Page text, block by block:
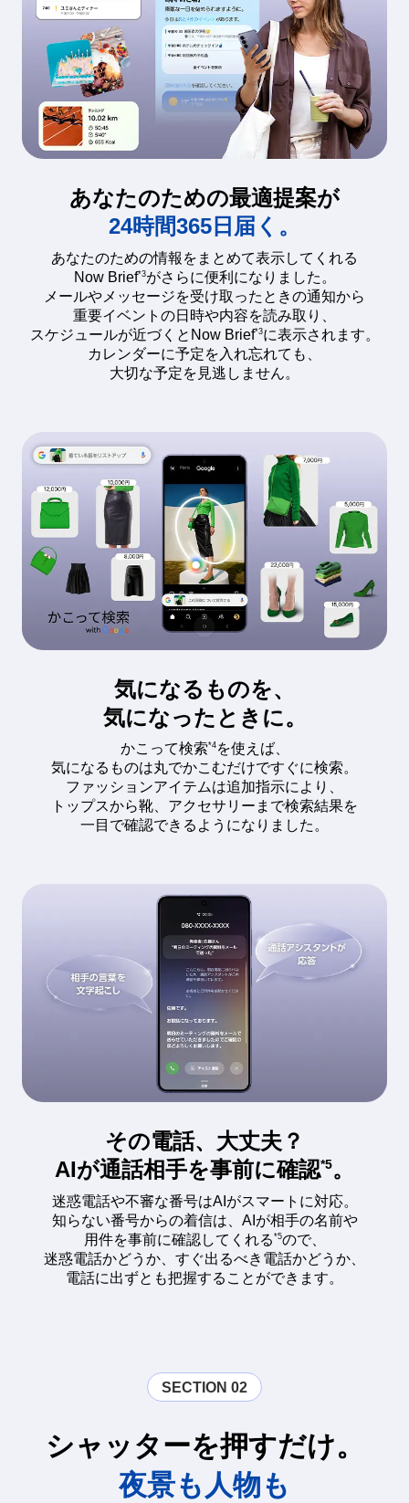
あなたのための最適提案が
24時間365日届く。
あなたのための情報をまとめて表示してくれる
Now Brief*3がさらに便利になりました。
メールやメッセージを受け取ったときの通知から
重要イベントの日時や内容を読み取り、
スケジュールが近づくとNow Brief*3に表示されます。
カレンダーに予定を入れ忘れても、
大切な予定を見逃しません。
気になるものを、
気になったときに。
かこって検索*4を使えば、
気になるものは丸でかこむだけですぐに検索。
ファッションアイテムは追加指示により、
トップスから靴、アクセサリーまで検索結果を
一目で確認できるようになりました。
その電話、大丈夫？
AIが通話相手を事前に確認*5。
迷惑電話や不審な番号はAIがスマートに対応。
知らない番号からの着信は、AIが相手の名前や
用件を事前に確認してくれる *5ので、
迷惑電話かどうか、すぐ出るべき電話かどうか、
電話に出ずとも把握することができます。
SECTION 02
シャッターを押すだけ。
夜景も人物も